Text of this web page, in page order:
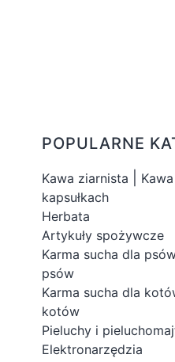
POPULARNE
Kawa ziarnista
kapsułkach
Herbata
Artykuły spożywcze
Karma sucha dla
psów
Karma sucha dla
kotów
Pieluchy i
Elektronarzędzia